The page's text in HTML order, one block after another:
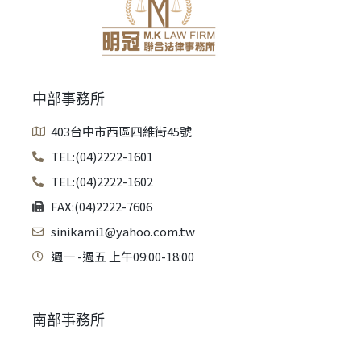
中部事務所
403台中市西區四維街45號
TEL:(04)2222-1601
TEL:(04)2222-1602
FAX:(04)2222-7606
sinikami1@yahoo.com.tw
週一 -週五 上午09:00-18:00
南部事務所